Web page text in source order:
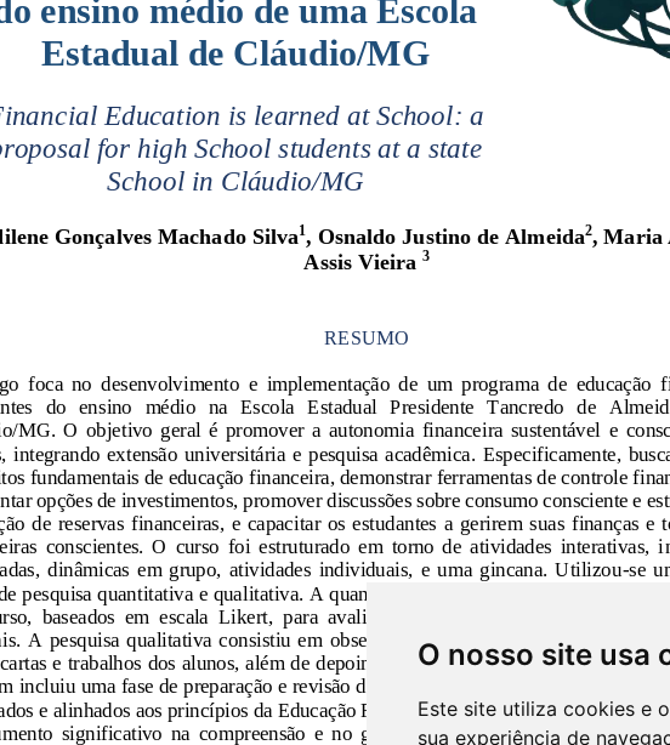
O nosso site usa
Este site utiliza cookies e
sua experiência de